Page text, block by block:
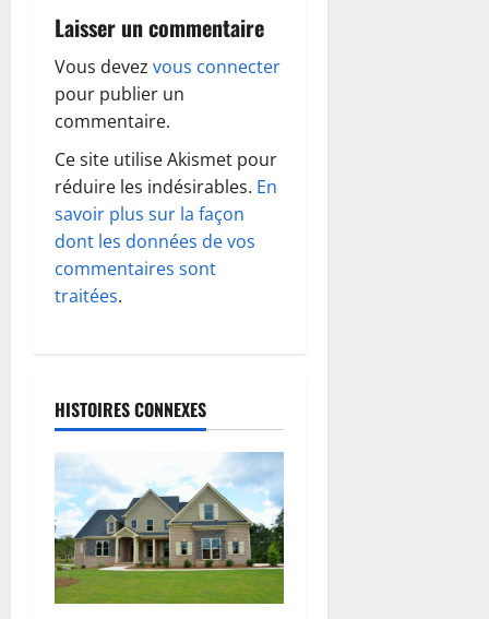
t
i
o
n
d
’
a
t
i
c
l
e
Laisser un commentaire
Vous devez vous connecter
pour publier un
commentaire.
Ce site utilise Akismet pour
réduire les indésirables. En
savoir plus sur la façon
dont les données de vos
commentaires sont
traitées.
HISTOIRES CONNEXES